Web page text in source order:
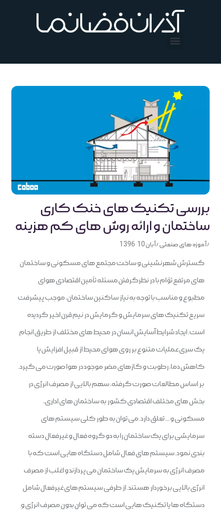
بررسی تکنیک های خنک کاری
ساختمان و ارائه روش های کم هزینه
/آموزه های صنعتی/آبان 10, 1396
گسترش شهرنشینی و ساخت مجتمع های مسکونی و ساختمان
های مرتفع تؤام با در نظرگرفتن مسئله تأمین اقتصادی هوای
مطبوع و مناسب با توجه به نیاز ساکنین ساختمان، موجب پیشرفت
سریع تکنیک های سرمایش و گرمایش در نیم قرن اخیر گردیده
است. ایجاد شرایط آسایش انسان در محیط های مختلف از طریق انجام
یک سری عملیات متنوع بر روی هوای محیط از قبیل افزایش یا
کاهش دما، رطوبت و گازهای مضر موجود در هوا صورت می گیرد.
بر اساس مطالعات صورت گرفته، سهم بالایی از مصرف انرژی در
بخش های مختلف اقتصادی کشور به ساختمان های اداری،
مسکونی و … تعلق دارد. می توان به طور کلی سیستم های
سرمایشی برای یک ساختمان را به دو گروه فعال و غیرفعال دسته
بندی نمود. سیستم های فعال شامل دستگاه هایی است که با
مصرف انرژی به سرمایش یک ساختمان می پردازند و اغلب از مصرف
انرژی بالایی برخوردار هستند. از طرفی سیستم های غیرفعال شامل
دستگاه ها یا تکنیک هایی است که می توان بدون مصرف انرژی و